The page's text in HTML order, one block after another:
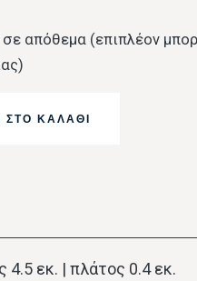
απόθεμα (επιπλέον
ΚΑΛΆΘΙ
4.5 εκ. | πλάτος 0.4 εκ.